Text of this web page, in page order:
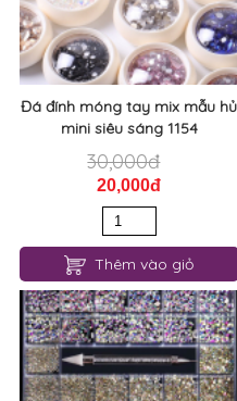
Đá đính móng tay mix mẫu hủ
mini siêu sáng 1154
30,000đ
20,000đ
Thêm vào giỏ